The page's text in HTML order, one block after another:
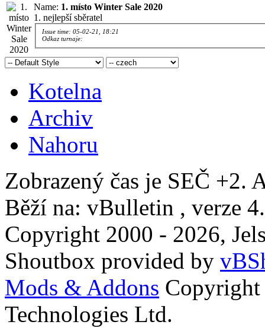
Name: 1. místo Winter Sale 2020
1. nejlepší sběratel
Issue time: 05-02-21, 18:21
Odkaz turnaje:
Kotelna
Archiv
Nahoru
Zobrazený čas je SEČ +2.
Běží na: vBulletin , verze
Copyright 2000 - 2026,
Shoutbox provided by
Mods & Addons
Technologies Ltd.